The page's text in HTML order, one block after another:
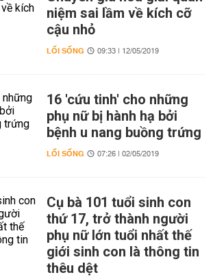
niệm sai lầm về kích cỡ
cậu nhỏ
LỐI SỐNG 09:33 | 12/05/2019
16 'cứu tinh' cho những
phụ nữ bị hành hạ bởi
bệnh u nang buồng trứng
LỐI SỐNG 07:26 | 02/05/2019
Cụ bà 101 tuổi sinh con
thứ 17, trở thành người
phụ nữ lớn tuổi nhất thế
giới sinh con là thông tin
thêu dệt